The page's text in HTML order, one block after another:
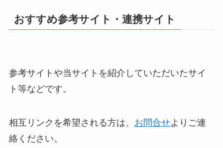
おすすめ参考サイト・連携サイト
参考サイトや当サイトを紹介していただいたサイ
ト等などです。
相互リンクを希望される方は、 お問合せよりご連
絡ください。